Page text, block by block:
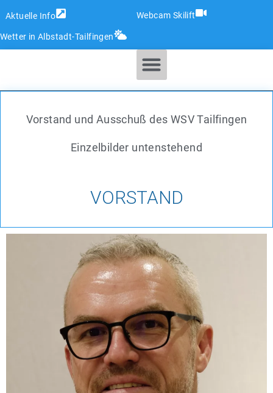
Aktuelle Info Webcam Skilift
Wetter in Albstadt-Tailfingen
Vorstand und Ausschuß des WSV Tailfingen
Einzelbilder untenstehend
VORSTAND